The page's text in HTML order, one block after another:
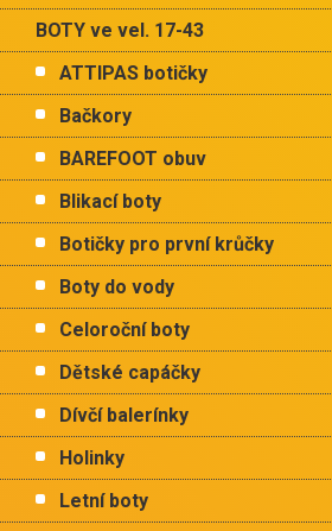
l
BOTY ve vel. 17-43
ATTIPAS botičky
Bačkory
BAREFOOT obuv
Blikací boty
Botičky pro první krůčky
Boty do vody
Celoroční boty
Dětské capáčky
Dívčí balerínky
Holinky
Letní boty